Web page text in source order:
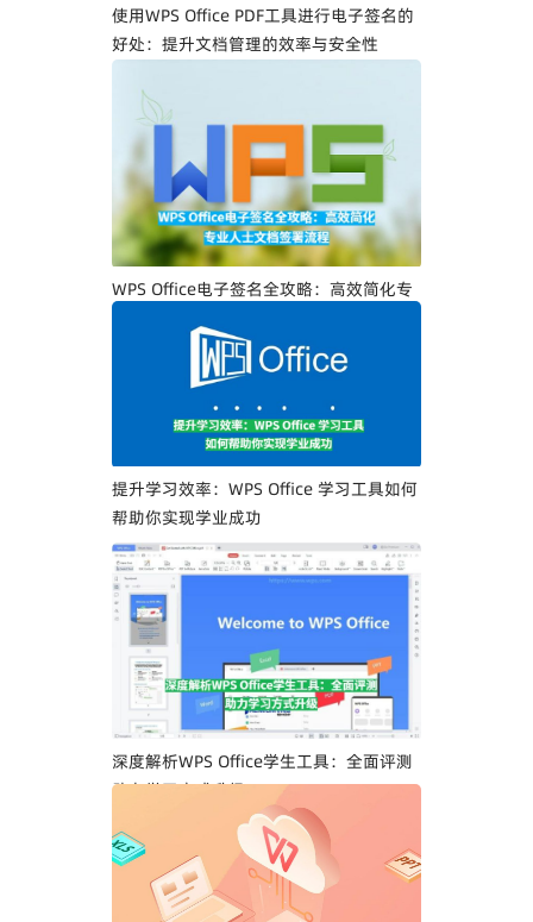
使用WPS Office PDF工具进行电子签名的
好处：提升文档管理的效率与安全性
WPS Office电子签名全攻略：高效简化专
提升学习效率：WPS Office 学习工具如何
帮助你实现学业成功
深度解析WPS Office学生工具：全面评测
助力学习方式升级